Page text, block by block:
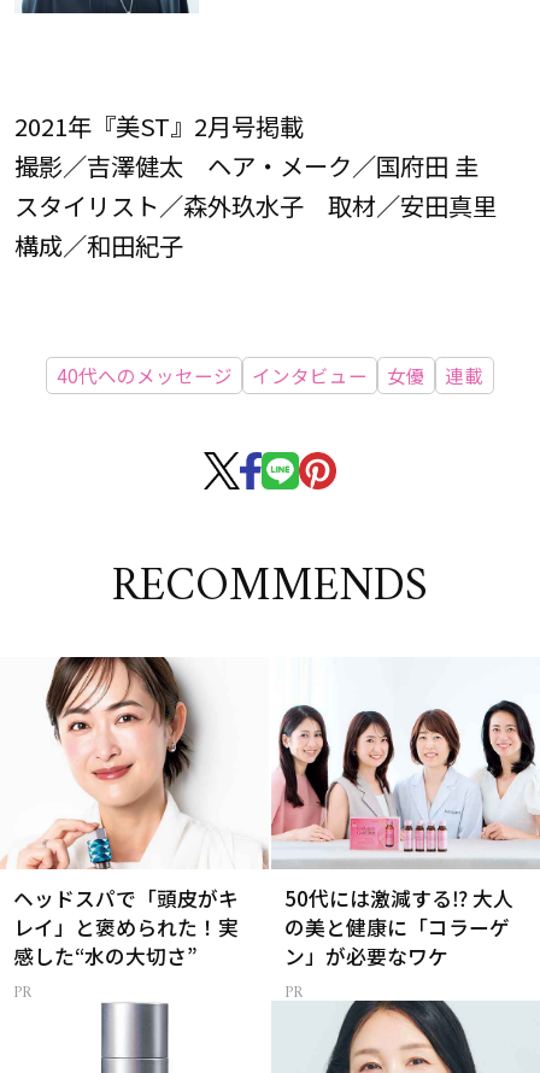
2021年『美ST』2月号掲載
撮影／吉澤健太 ヘア・メーク／国府田 圭
スタイリスト／森外玖水子 取材／安田真里
構成／和田紀子
40代へのメッセージ インタビュー 女優 連載
RECOMMENDS
ヘッドスパで「頭皮がキ
レイ」と褒められた！実
感した“水の大切さ”
50代には激減する⁉ 大人
の美と健康に「コラーゲ
ン」が必要なワケ